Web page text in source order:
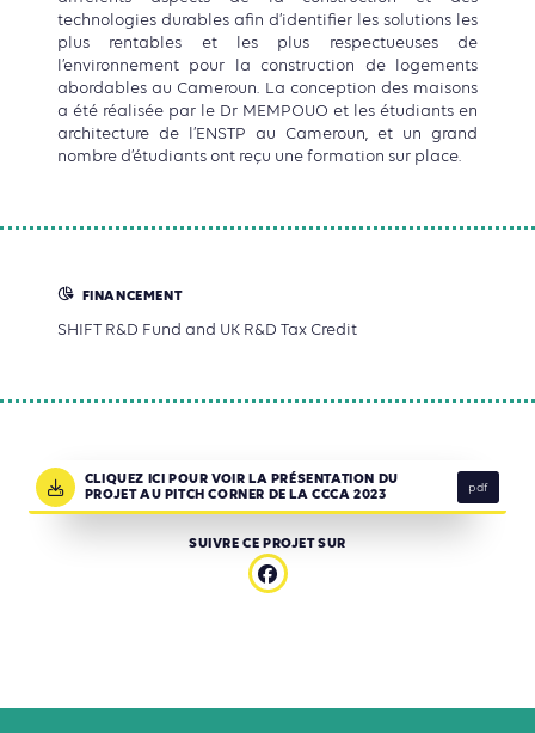
technologies durables afin d’identifier les solutions les
plus rentables et les plus respectueuses de
l’environnement pour la construction de logements
abordables au Cameroun. La conception des maisons
a été réalisée par le Dr MEMPOUO et les étudiants en
architecture de l’ENSTP au Cameroun, et un grand
nombre d’étudiants ont reçu une formation sur place.
FINANCEMENT
SHIFT R&D Fund and UK R&D Tax Credit
CLIQUEZ ICI POUR VOIR LA PRÉSENTATION DU
PROJET AU PITCH CORNER DE LA CCCA 2023
pdf
SUIVRE CE PROJET SUR